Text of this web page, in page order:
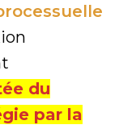
du
par la